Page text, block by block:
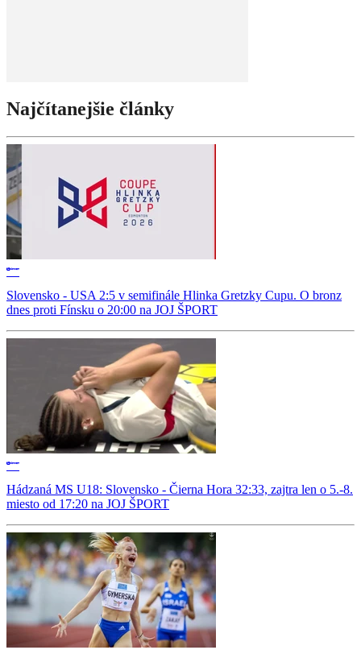
Najčítanejšie články
Slovensko - USA 2:5 v semifinále Hlinka Gretzky Cupu. O bronz
dnes proti Fínsku o 20:00 na JOJ ŠPORT
Hádzaná MS U18: Slovensko - Čierna Hora 32:33, zajtra len o 5.-8.
miesto od 17:20 na JOJ ŠPORT